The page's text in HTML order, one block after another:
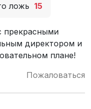
ложь 15
прекрасными
директором и
плане!
Пожаловаться